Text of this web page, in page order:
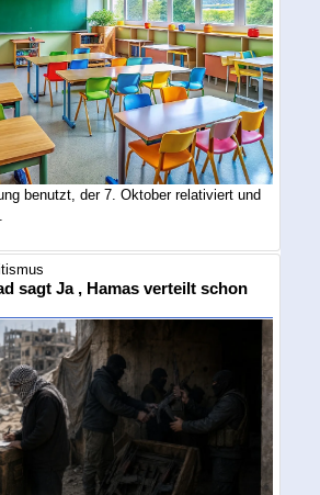
benutzt, der 7. Oktober relativiert und
sagt Ja , Hamas verteilt schon